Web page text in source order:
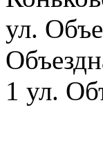
ул.
1 ул.